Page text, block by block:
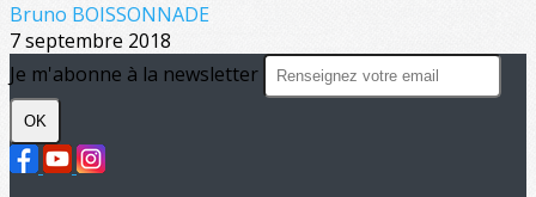
Bruno BOISSONNADE
7 septembre 2018
Je m'abonne à la newsletter
OK